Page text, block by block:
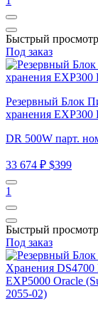
Быстрый просмотр
Под заказ
Резервный Блок
хранения
DR 500W парт.
33 674 ₽ $399
1
Быстрый просмотр
Под заказ